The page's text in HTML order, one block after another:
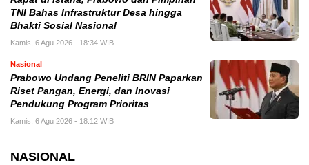
TNI Bahas Infrastruktur Desa hingga
Bhakti Sosial Nasional
Kamis, 6 Agu 2026 - 18:34 WIB
Nasional
Prabowo Undang Peneliti BRIN Paparkan
Riset Pangan, Energi, dan Inovasi
Pendukung Program Prioritas
Kamis, 6 Agu 2026 - 18:12 WIB
NASIONAL